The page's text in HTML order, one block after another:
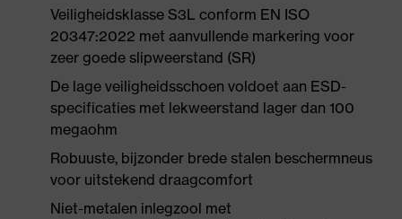
Veiligheidsklasse S3L conform EN ISO
20347:2022 met aanvullende markering voor
zeer goede slipweerstand (SR)
De lage veiligheidsschoen voldoet aan ESD-
specificaties met lekweerstand lager dan 100
megaohm
Robuuste, bijzonder brede stalen beschermneus
voor uitstekend draagcomfort
Niet-metalen inlegzool met